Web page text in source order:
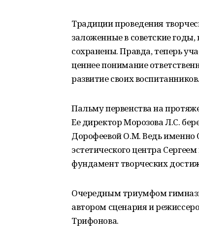
Традиции проведения
заложенные в советские годы,
сохранены. Правда, теперь
ценнее понимание
развитие своих воспитанников.
Пальму первенства на
Ее директор Морозова Л.С.
Дорофеевой О.М. Ведь именно
эстетического центра
фундамент творческих
Очередным триумфом
автором сценария и
Трифонова.